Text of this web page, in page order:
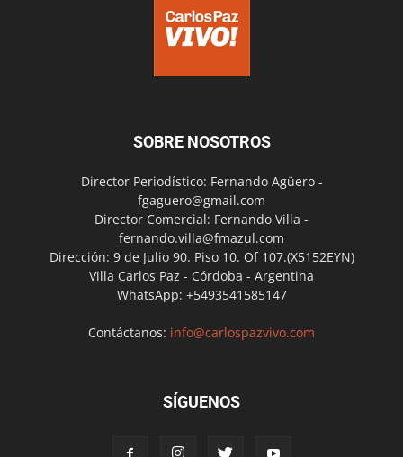
SOBRE NOSOTROS
Director Periodístico: Fernando Agüero -
fgaguero@gmail.com
Director Comercial: Fernando Villa -
fernando.villa@fmazul.com
Dirección: 9 de Julio 90. Piso 10. Of 107.(X5152EYN)
Villa Carlos Paz - Córdoba - Argentina
WhatsApp: +5493541585147
Contáctanos: info@carlospazvivo.com
SÍGUENOS